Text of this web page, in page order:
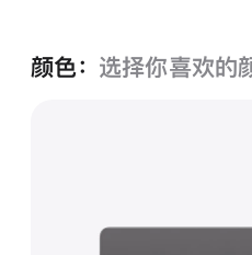
颜色： 选择你喜欢的